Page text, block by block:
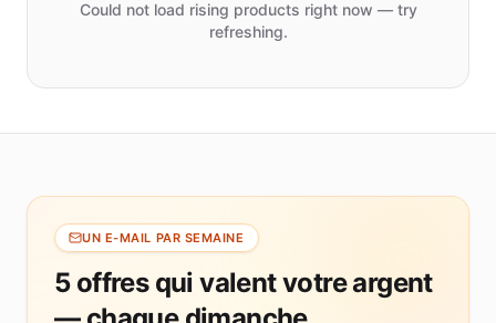
$
$
20
$
–
50
$
Could not load rising products right now — try
refreshing.
UN E-MAIL PAR SEMAINE
5 offres qui valent votre argent